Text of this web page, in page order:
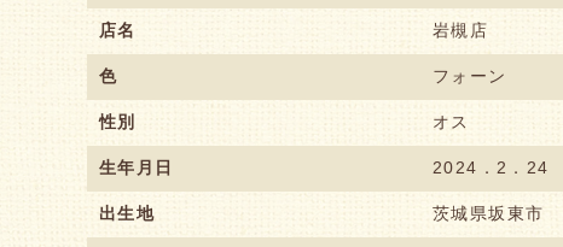
店名 岩槻店
色 フォーン
性別 オス
生年月日 2024．2．24
出生地 茨城県坂東市